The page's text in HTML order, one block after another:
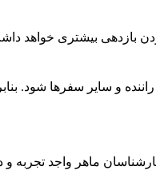
بازدهی بیشتری خواهد
و سایر سفرها شود.
ماهر واجد تجربه